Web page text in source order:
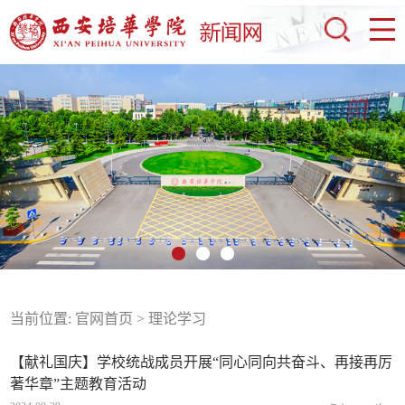
当前位置: 官网首页 > 理论学习
【献礼国庆】学校统战成员开展“同心同向共奋斗、再接再厉
著华章”主题教育活动